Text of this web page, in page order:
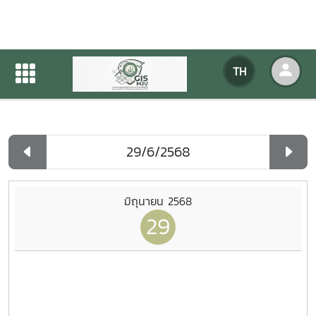
TH
ปฏิทินกิจกรรมของหน่วยงาน
ปฏิทินกิจกรรมของหน่วยงาน รายวัน
มิถุนายน 2568
29